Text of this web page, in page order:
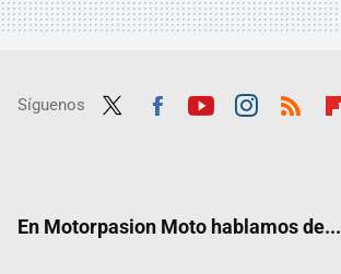
Síguenos
En Motorpasion Moto hablamos de...